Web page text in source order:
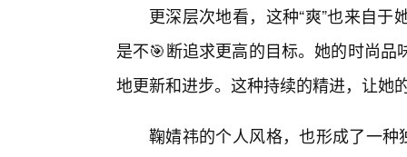
更深层次地看，这种“爽”也来自
是不🎯断追求更高的目标。她的时尚
地更新和进步。这种持续的精进，让她
鞠婧祎的个人风格，也形成了一种